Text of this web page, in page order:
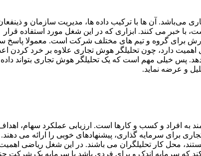
آن ها با ترکیب داده ها، مدیریت سازمان و ذینفعان
خبر می کنند. ابزاری که در این شغل مورد استفاده قرار
برای گروه و تیم های مختلف شرکت است. معمولا پاسخ
دارد، چون تحلیلگر هوش تجاری علاوه بر خرد کردن
پس خیلی مهم است که یک تحلیلگر هوش تجاری بتواند
و عرضه نماید.
به افراد و کسب و کارها است. ارزیابی عملکرد سهام،
برای سرمایه گذاری، پیشنهادهای خوبی را ارائه می دهند.
محل کار تحلیلگران می باشند. در این شغل ریاضی اهمیت
که سرمایه اندک و برای فردی باشد یا سرمایه یک شرکت